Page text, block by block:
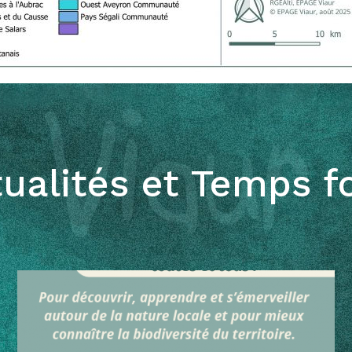
et Temps